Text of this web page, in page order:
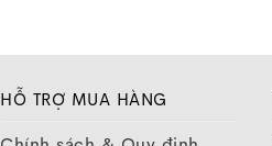
HỖ TRỢ MUA HÀNG